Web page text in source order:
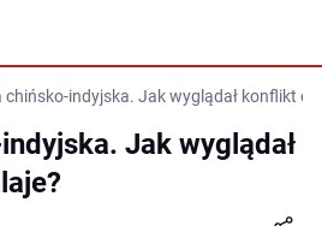
chińsko-indyjska. Jak wyglądał konflikt o
Jak wyglądał